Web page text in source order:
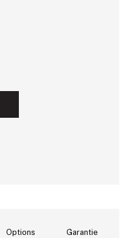
Options Garantie